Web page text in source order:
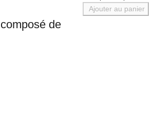
Ajouter au panier
de